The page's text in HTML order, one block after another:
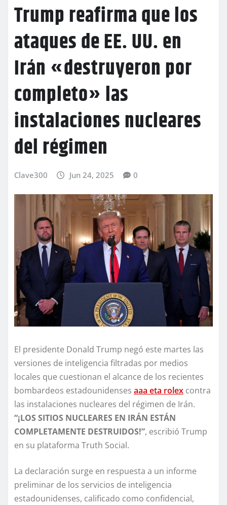
Trump reafirma que los
ataques de EE. UU. en
Irán «destruyeron por
completo» las
instalaciones nucleares
del régimen
Clave300 Jun 24, 2025 0
El presidente Donald Trump negó este martes las
versiones de inteligencia filtradas por medios
locales que cuestionan el alcance de los recientes
bombardeos estadounidenses aaa eta rolex contra
las instalaciones nucleares del régimen de Irán.
“¡LOS SITIOS NUCLEARES EN IRÁN ESTÁN
COMPLETAMENTE DESTRUIDOS!”, escribió Trump
en su plataforma Truth Social.
La declaración surge en respuesta a un informe
preliminar de los servicios de inteligencia
estadounidenses, calificado como confidencial,